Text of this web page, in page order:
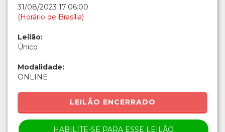
31/08/2023 17:06:00
(Horário de Brasília)
Leilão:
Único
Modalidade:
ONLINE
LEILÃO ENCERRADO
HABILITE-SE PARA ESSE LEILÃO